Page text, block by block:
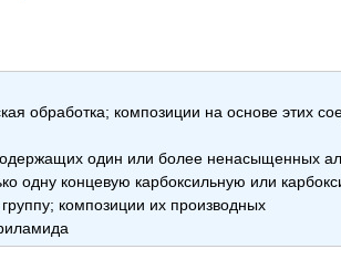
обработка; композиции на основе этих
один или более ненасыщенных
одну концевую карбоксильную или
композиции их производных